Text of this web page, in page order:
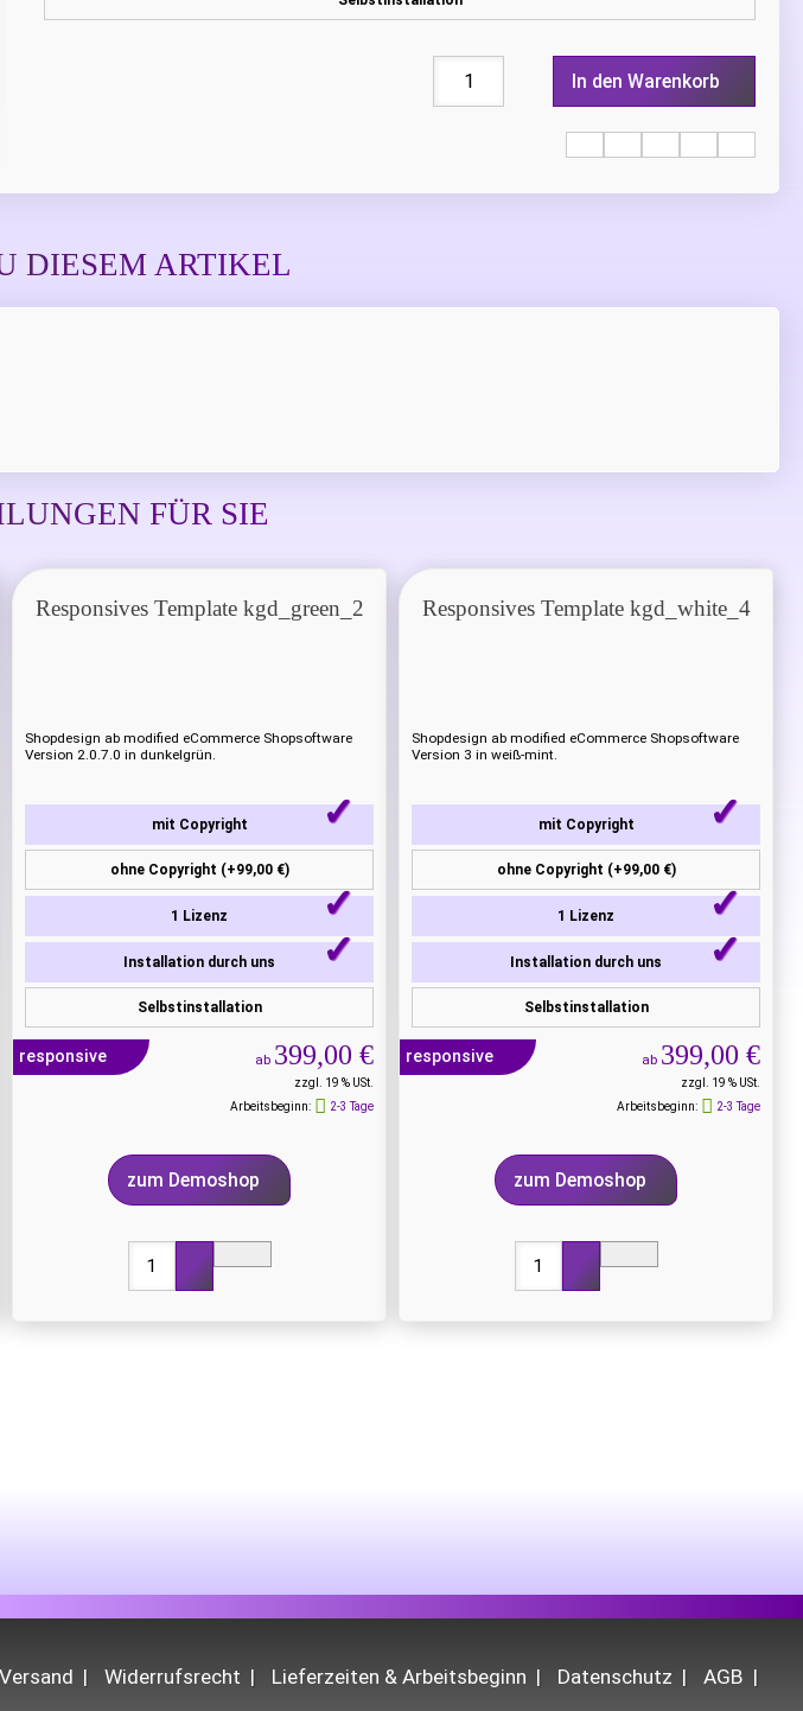
In den Warenkorb
DIESEM ARTIKEL
FÜR SIE
Responsives Template kgd_green_2
Shopdesign ab modified eCommerce Shopsoftware
Version 2.0.7.0 in dunkelgrün.
mit Copyright
ohne Copyright (+99,00 €)
1 Lizenz
Installation durch uns
Selbstinstallation
responsive ab 399,00 €
zzgl. 19 % USt.
Arbeitsbeginn:
2-3 Tage
zum Demoshop
Responsives Template kgd_white_4
Shopdesign ab modified eCommerce Shopsoftware
Version 3 in weiß-mint.
mit Copyright
ohne Copyright (+99,00 €)
1 Lizenz
Installation durch uns
Selbstinstallation
responsive ab 399,00 €
zzgl. 19 % USt.
Arbeitsbeginn:
2-3 Tage
zum Demoshop
Widerrufsrecht Lieferzeiten & Arbeitsbeginn Datenschutz
AGB